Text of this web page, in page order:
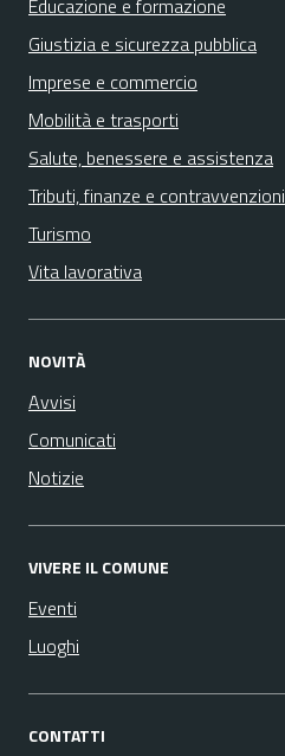
Educazione e formazione
Giustizia e sicurezza pubblica
Imprese e commercio
Mobilità e trasporti
Salute, benessere e assistenza
Tributi, finanze e contravvenzioni
Turismo
Vita lavorativa
NOVITÀ
Avvisi
Comunicati
Notizie
VIVERE IL COMUNE
Eventi
Luoghi
CONTATTI